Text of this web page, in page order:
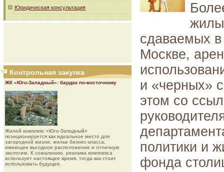
Юридическая консультация
Контрольная закупка
ЖК «Юго-Западный»: бардак по-восточному
Жилой комплекс «Юго-Западный»
позиционируется как идеальное место для
загородной жизни, жилье бизнес-класса,
имеющее выгодное расположение и отличную
экологию. К сожалению, реклама комплекса
использует настоящее время, тогда как стоит
использовать будущее.
сдаваемых
Москве,
и «черных»
этом со
политики и
фонда